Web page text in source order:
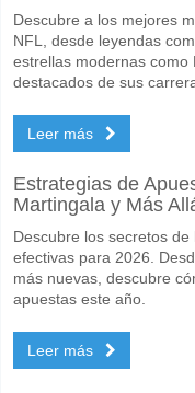
Descubre a los mejores
NFL, desde leyendas
estrellas modernas como
destacados de sus
Leer más
Estrategias de
Martingala y Más
Descubre los secretos
efectivas para 2026.
más nuevas, descubre
apuestas este año.
Leer más